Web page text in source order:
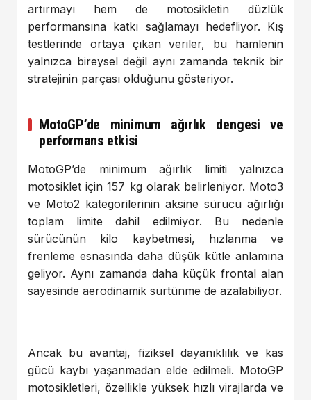
artırmayı hem de motosikletin düzlük
performansına katkı sağlamayı hedefliyor. Kış
testlerinde ortaya çıkan veriler, bu hamlenin
yalnızca bireysel değil aynı zamanda teknik bir
stratejinin parçası olduğunu gösteriyor.
MotoGP’de minimum ağırlık dengesi ve
performans etkisi
MotoGP’de minimum ağırlık limiti yalnızca
motosiklet için 157 kg olarak belirleniyor. Moto3
ve Moto2 kategorilerinin aksine sürücü ağırlığı
toplam limite dahil edilmiyor. Bu nedenle
sürücünün kilo kaybetmesi, hızlanma ve
frenleme esnasında daha düşük kütle anlamına
geliyor. Aynı zamanda daha küçük frontal alan
sayesinde aerodinamik sürtünme de azalabiliyor.
Ancak bu avantaj, fiziksel dayanıklılık ve kas
gücü kaybı yaşanmadan elde edilmeli. MotoGP
motosikletleri, özellikle yüksek hızlı virajlarda ve